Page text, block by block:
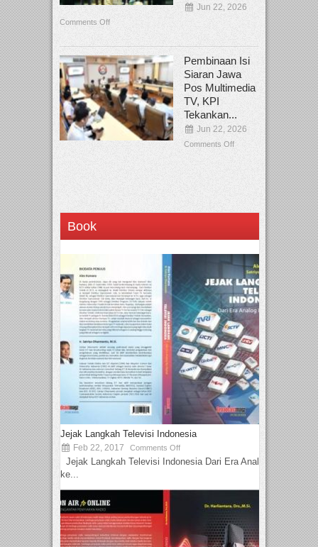
Jun 22, 2026
Comments Off
Pembinaan Isi
Siaran Jawa
Pos Multimedia
TV, KPI
Tekankan...
Jun 22, 2026
Comments Off
Book
Jejak Langkah Televisi Indonesia
Feb 22, 2017 Comments Off
Jejak Langkah Televisi Indonesia Dari Era Analog
ke...